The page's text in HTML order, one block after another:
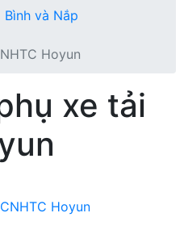
Bình và Nắp
Hoyun
xe tải